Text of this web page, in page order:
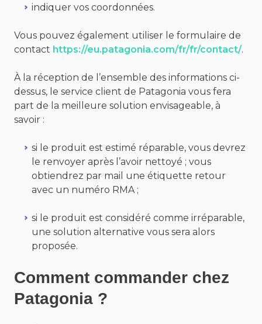
indiquer vos coordonnées.
Vous pouvez également utiliser le formulaire de
contact https://eu.patagonia.com/fr/fr/contact/.
À la réception de l’ensemble des informations ci-
dessus, le service client de Patagonia vous fera
part de la meilleure solution envisageable, à
savoir :
si le produit est estimé réparable, vous devrez
le renvoyer après l’avoir nettoyé ; vous
obtiendrez par mail une étiquette retour
avec un numéro RMA ;
si le produit est considéré comme irréparable,
une solution alternative vous sera alors
proposée.
Comment commander chez
Patagonia ?